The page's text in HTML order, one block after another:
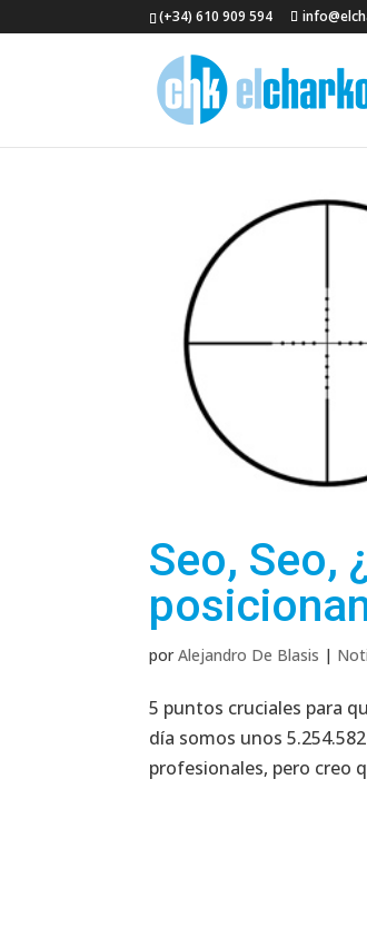
(+34) 610 909 594
Seo, Seo,
porAlejandro De Blasis |
5 puntos cruciales para
día somos unos
profesionales, pero creo